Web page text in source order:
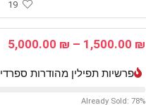
19
1,500.00 ₪
–
5,000.00 ₪
פרשיות תפילין מהודרות ספרדי
Already Sold: 78%